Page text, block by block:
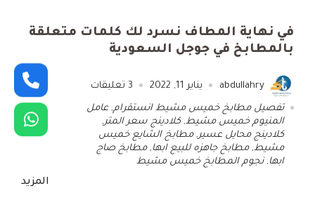
في نهاية المطاف نسرد لك كلمات متعلقة
بالمطابخ في جوجل السعودية
abdullahry يناير 11, 2022 3 تعليقات
تفصيل مطابخ خميس مشيط انستقرام, عامل
المنيوم خميس مشيط, كلادينج سعر المتر ,
كلادينج محايل عسير ,مطابخ الشايع خميس
مشيط,مطابخ جاهزه للبيع ابها ,مطابخ صاج
ابها ,نجوم المطابخ خميس مشيط
المزيد